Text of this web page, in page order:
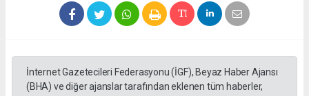
İnternet Gazetecileri Federasyonu (İGF), Beyaz Haber Ajansı
(BHA) ve diğer ajanslar tarafından eklenen tüm haberler,